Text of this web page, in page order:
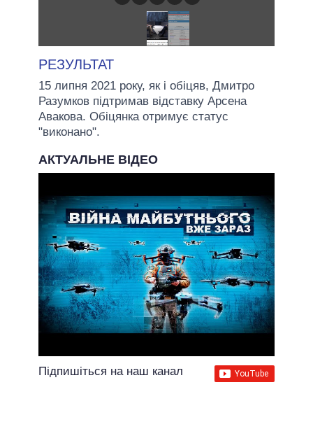
РЕЗУЛЬТАТ
15 липня 2021 року, як і обіцяв, Дмитро
Разумков підтримав відставку Арсена
Авакова. Обіцянка отримує статус
"виконано".
АКТУАЛЬНЕ ВІДЕО
Підпишіться на наш канал